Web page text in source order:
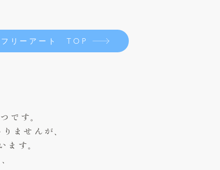
フリーアート TOP
です。
ませんが、
ます。